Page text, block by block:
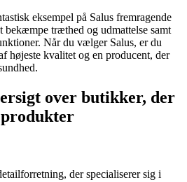
eksempel på Salus fremragende
bekæmpe træthed og udmattelse samt
Når du vælger Salus, er du
højeste kvalitet og en producent, der
over butikker, der
der specialiserer sig i